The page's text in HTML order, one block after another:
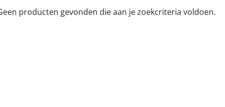
producten gevonden die aan je zoekcriteria voldoen.